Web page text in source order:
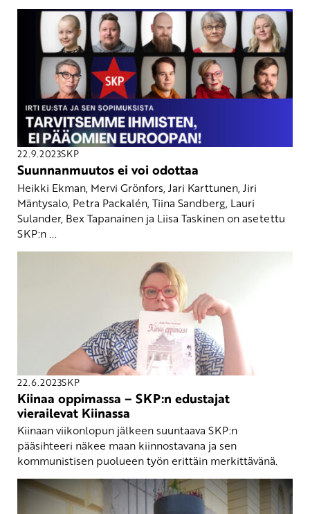
22.9.2023SKP
Suunnanmuutos ei voi odottaa
Heikki Ekman, Mervi Grönfors, Jari Karttunen, Jiri
Mäntysalo, Petra Packalén, Tiina Sandberg, Lauri
Sulander, Bex Tapanainen ja Liisa Taskinen on asetettu
SKP:n ...
22.6.2023SKP
Kiinaa oppimassa – SKP:n edustajat
vierailevat Kiinassa
Kiinaan viikonlopun jälkeen suuntaava SKP:n
pääsihteeri näkee maan kiinnostavana ja sen
kommunistisen puolueen työn erittäin merkittävänä.